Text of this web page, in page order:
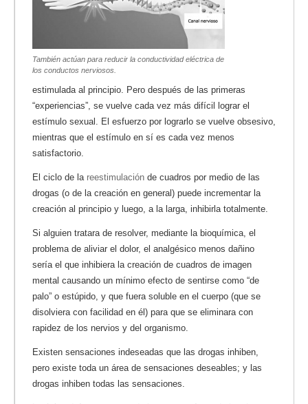
También actúan para reducir la conductividad eléctrica de
los conductos nerviosos.
estimulada al principio. Pero después de las primeras
“experiencias”, se vuelve cada vez más difícil lograr el
estímulo sexual. El esfuerzo por lograrlo se vuelve obsesivo,
mientras que el estímulo en sí es cada vez menos
satisfactorio.
El ciclo de la reestimulación de cuadros por medio de las
drogas (o de la creación en general) puede incrementar la
creación al principio y luego, a la larga, inhibirla totalmente.
Si alguien tratara de resolver, mediante la bioquímica, el
problema de aliviar el dolor, el analgésico menos dañino
sería el que inhibiera la creación de cuadros de imagen
mental causando un mínimo efecto de sentirse como “de
palo” o estúpido, y que fuera soluble en el cuerpo (que se
disolviera con facilidad en él) para que se eliminara con
rapidez de los nervios y del organismo.
Existen sensaciones indeseadas que las drogas inhiben,
pero existe toda un área de sensaciones deseables; y las
drogas inhiben todas las sensaciones.